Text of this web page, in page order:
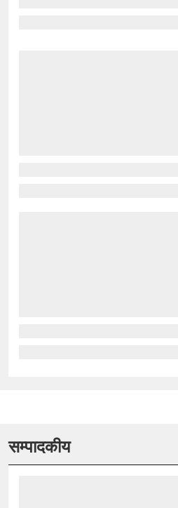
सम्पादकीय